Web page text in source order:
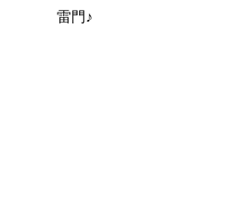
雷門♪